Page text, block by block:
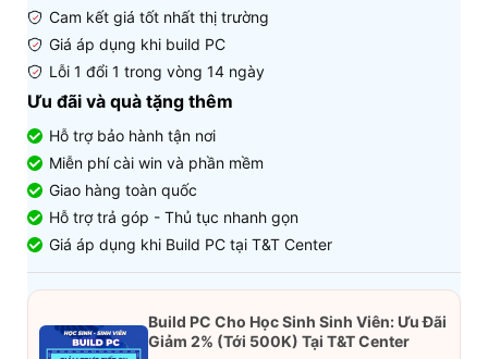
Cam kết giá tốt nhất thị trường
Giá áp dụng khi build PC
Lỗi 1 đổi 1 trong vòng 14 ngày
Ưu đãi và quà tặng thêm
Hỗ trợ bảo hành tận nơi
Miễn phí cài win và phần mềm
Giao hàng toàn quốc
Hỗ trợ trả góp - Thủ tục nhanh gọn
Giá áp dụng khi Build PC tại T&T Center
Build PC Cho Học Sinh Sinh Viên: Ưu Đãi
Giảm 2% (Tới 500K) Tại T&T Center